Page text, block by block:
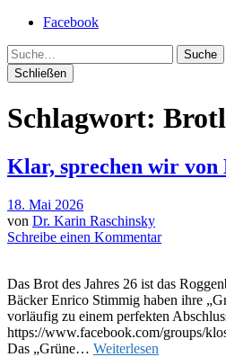
Facebook
Suche
Schließen
Schlagwort:
Klar, sprechen wir von
18. Mai 2026
von Dr. Karin Raschinsky
Schreibe einen Kommentar
Das Brot des Jahres 26 ist das
Bäcker Enrico Stimmig haben ihre
vorläufig zu einem perfekten
https://www.facebook.com/groups/
Das „Grüne… Weiterlesen